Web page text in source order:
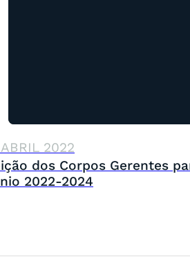
2022
dos Corpos Gerentes
2022-2024